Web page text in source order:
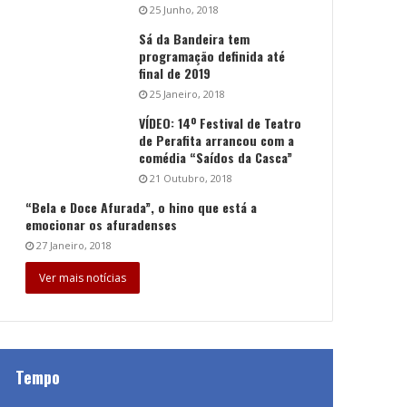
25 Junho, 2018
Sá da Bandeira tem
programação definida até
final de 2019
25 Janeiro, 2018
VÍDEO: 14º Festival de Teatro
de Perafita arrancou com a
comédia “Saídos da Casca”
21 Outubro, 2018
“Bela e Doce Afurada”, o hino que está a
emocionar os afuradenses
27 Janeiro, 2018
Ver mais notícias
Tempo